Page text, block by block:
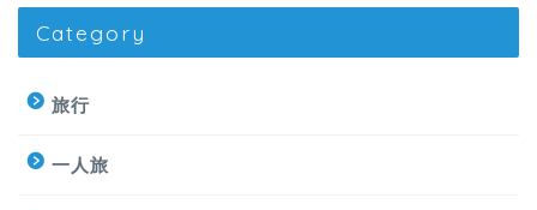
Category
旅行
一人旅